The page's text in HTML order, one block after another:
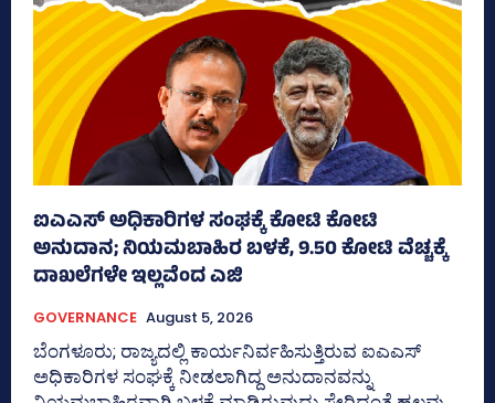
ಐಎಎಸ್‌ ಅಧಿಕಾರಿಗಳ ಸಂಘಕ್ಕೆ ಕೋಟಿ ಕೋಟಿ
ಅನುದಾನ; ನಿಯಮಬಾಹಿರ ಬಳಕೆ, 9.50 ಕೋಟಿ ವೆಚ್ಚಕ್ಕೆ
ದಾಖಲೆಗಳೇ ಇಲ್ಲವೆಂದ ಎಜಿ
GOVERNANCE August 5, 2026
ಬೆಂಗಳೂರು; ರಾಜ್ಯದಲ್ಲಿ ಕಾರ್ಯನಿರ್ವಹಿಸುತ್ತಿರುವ ಐಎಎಸ್‌
ಅಧಿಕಾರಿಗಳ ಸಂಘಕ್ಕೆ ನೀಡಲಾಗಿದ್ದ ಅನುದಾನವನ್ನು